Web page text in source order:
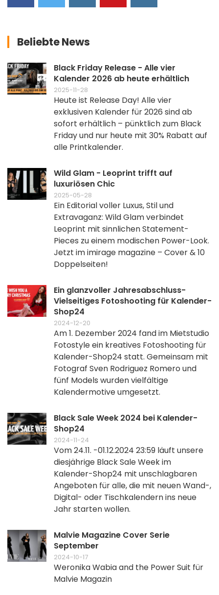
Beliebte News
Black Friday Release - Alle vier
Kalender 2026 ab heute erhältlich
2025-11-28
Heute ist Release Day! Alle vier
exklusiven Kalender für 2026 sind ab
sofort erhältlich – pünktlich zum Black
Friday und nur heute mit 30% Rabatt auf
alle Printkalender.
Wild Glam - Leoprint trifft auf
luxuriösen Chic
2025-05-28
Ein Editorial voller Luxus, Stil und
Extravaganz: Wild Glam verbindet
Leoprint mit sinnlichen Statement-
Pieces zu einem modischen Power-Look.
Jetzt im imirage magazine – Cover & 10
Doppelseiten!
Ein glanzvoller Jahresabschluss-
Vielseitiges Fotoshooting für Kalender-
Shop24
2024-12-20
Am 1. Dezember 2024 fand im Mietstudio
Fotostyle ein kreatives Fotoshooting für
Kalender-Shop24 statt. Gemeinsam mit
Fotograf Sven Rodriguez Romero und
fünf Models wurden vielfältige
Kalendermotive umgesetzt.
Black Sale Week 2024 bei Kalender-
Shop24
2024-11-24
Vom 24.11. -01.12.2024 23:59 läuft unsere
diesjährige Black Sale Week im
Kalender-Shop24 mit unschlagbaren
Angeboten für alle, die mit neuen Wand-,
Digital- oder Tischkalendern ins neue
Jahr starten wollen.
Malvie Magazine Cover Serie
September
2024-10-17
Weronika Wabia and the Power Suit für
Malvie Magazin